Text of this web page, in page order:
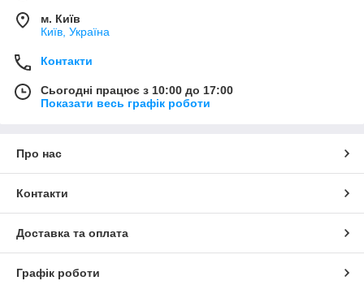
м. Київ
Київ, Україна
Контакти
Сьогодні працює з 10:00 до 17:00
Показати весь графік роботи
Про нас
Контакти
Доставка та оплата
Графік роботи